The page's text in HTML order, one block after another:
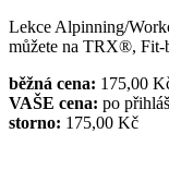
Lekce Alpinning/
můžete na TRX®, Fit-
běžná cena: 175,00
VAŠE cena: po
storno: 175,00 Kč